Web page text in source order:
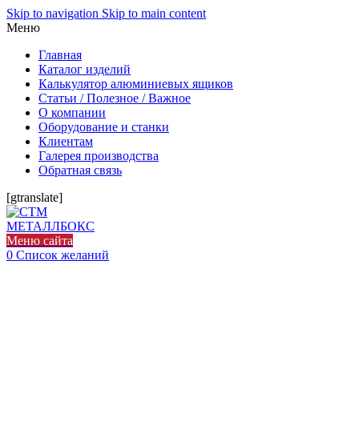
Skip to navigation Skip to main content
Меню
Главная
Каталог изделий
Калькулятор алюминиевых ящиков
Статьи / Полезное / Важное
О компании
Оборудование и станки
Клиентам
Галерея производства
Обратная связь
[gtranslate]
Меню сайта
0 Список желаний